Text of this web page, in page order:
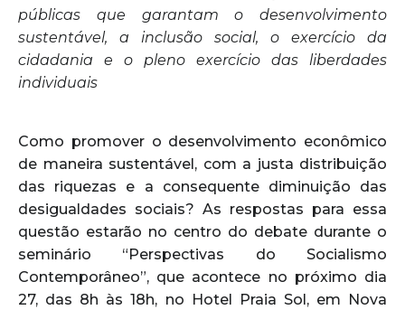
públicas que garantam o desenvolvimento
sustentável, a inclusão social, o exercício da
cidadania e o pleno exercício das liberdades
individuais
Como promover o desenvolvimento econômico
de maneira sustentável, com a justa distribuição
das riquezas e a consequente diminuição das
desigualdades sociais? As respostas para essa
questão estarão no centro do debate durante o
seminário “Perspectivas do Socialismo
Contemporâneo”, que acontece no próximo dia
27, das 8h às 18h, no Hotel Praia Sol, em Nova